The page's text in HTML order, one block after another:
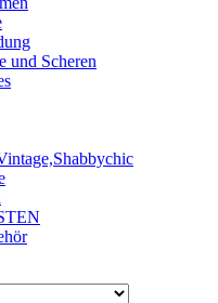
und Scheren